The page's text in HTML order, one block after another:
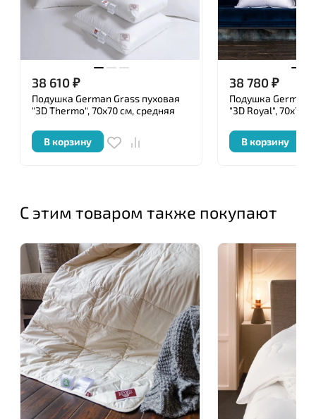
печатью.
38 610₽
Подушка German Grass пуховая
"3D Thermo", 70x70 см, средняя
В корзину
38 780₽
Подушка German
"3D Royal", 70x70
В корзину
С этим товаром также покупают